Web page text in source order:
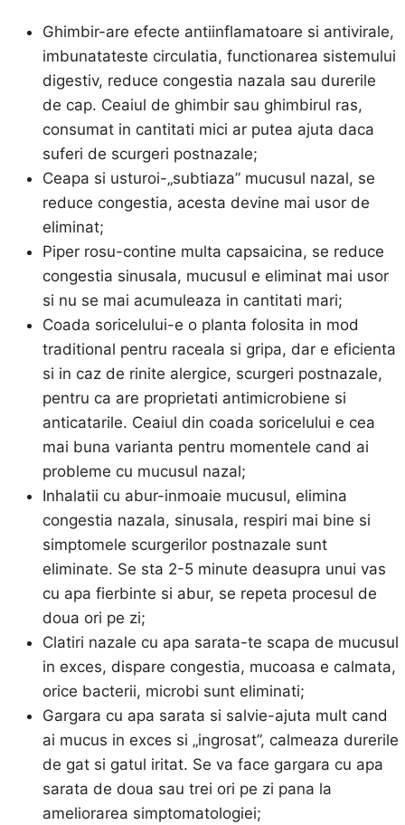
Ghimbir-are efecte antiinflamatoare si antivirale,
imbunatateste circulatia, functionarea sistemului
digestiv, reduce congestia nazala sau durerile
de cap. Ceaiul de ghimbir sau ghimbirul ras,
consumat in cantitati mici ar putea ajuta daca
suferi de scurgeri postnazale;
Ceapa si usturoi-„subtiaza” mucusul nazal, se
reduce congestia, acesta devine mai usor de
eliminat;
Piper rosu-contine multa capsaicina, se reduce
congestia sinusala, mucusul e eliminat mai usor
si nu se mai acumuleaza in cantitati mari;
Coada soricelului-e o planta folosita in mod
traditional pentru raceala si gripa, dar e eficienta
si in caz de rinite alergice, scurgeri postnazale,
pentru ca are proprietati antimicrobiene si
anticatarile. Ceaiul din coada soricelului e cea
mai buna varianta pentru momentele cand ai
probleme cu mucusul nazal;
Inhalatii cu abur-inmoaie mucusul, elimina
congestia nazala, sinusala, respiri mai bine si
simptomele scurgerilor postnazale sunt
eliminate. Se sta 2-5 minute deasupra unui vas
cu apa fierbinte si abur, se repeta procesul de
doua ori pe zi;
Clatiri nazale cu apa sarata-te scapa de mucusul
in exces, dispare congestia, mucoasa e calmata,
orice bacterii, microbi sunt eliminati;
Gargara cu apa sarata si salvie-ajuta mult cand
ai mucus in exces si „ingrosat”, calmeaza durerile
de gat si gatul iritat. Se va face gargara cu apa
sarata de doua sau trei ori pe zi pana la
ameliorarea simptomatologiei;